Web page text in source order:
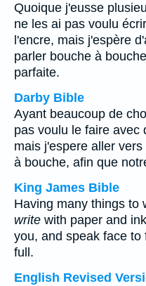
Quoique j'eusse
ne les ai pas voulu
l'encre, mais j'espère
parler bouche à
parfaite.
Darby Bible
Ayant beaucoup de
pas voulu le faire avec
mais j'espere aller
à bouche, afin que
King James Bible
Having many things to
write with paper and
you, and speak face
full.
English Revised